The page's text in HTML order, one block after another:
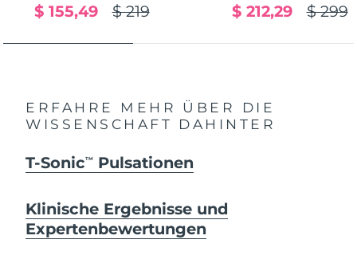
$ 219
$ 155,49 $ 299
$ 212,29
ERFAHRE MEHR ÜBER DIE
WISSENSCHAFT DAHINTER
T-SonicTM Pulsationen
Klinische Ergebnisse und
Expertenbewertungen